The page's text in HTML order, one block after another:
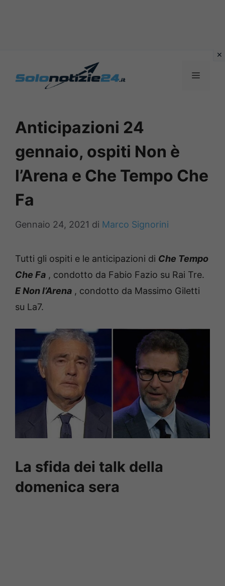
MENU
Anticipazioni 24
gennaio, ospiti Non è
l’Arena e Che Tempo Che
Fa
Gennaio 24, 2021 di Marco Signorini
Tutti gli ospiti e le anticipazioni di Che Tempo
Che Fa , condotto da Fabio Fazio su Rai Tre.
E Non l’Arena , condotto da Massimo Giletti
su La7.
La sfida dei talk della
domenica sera